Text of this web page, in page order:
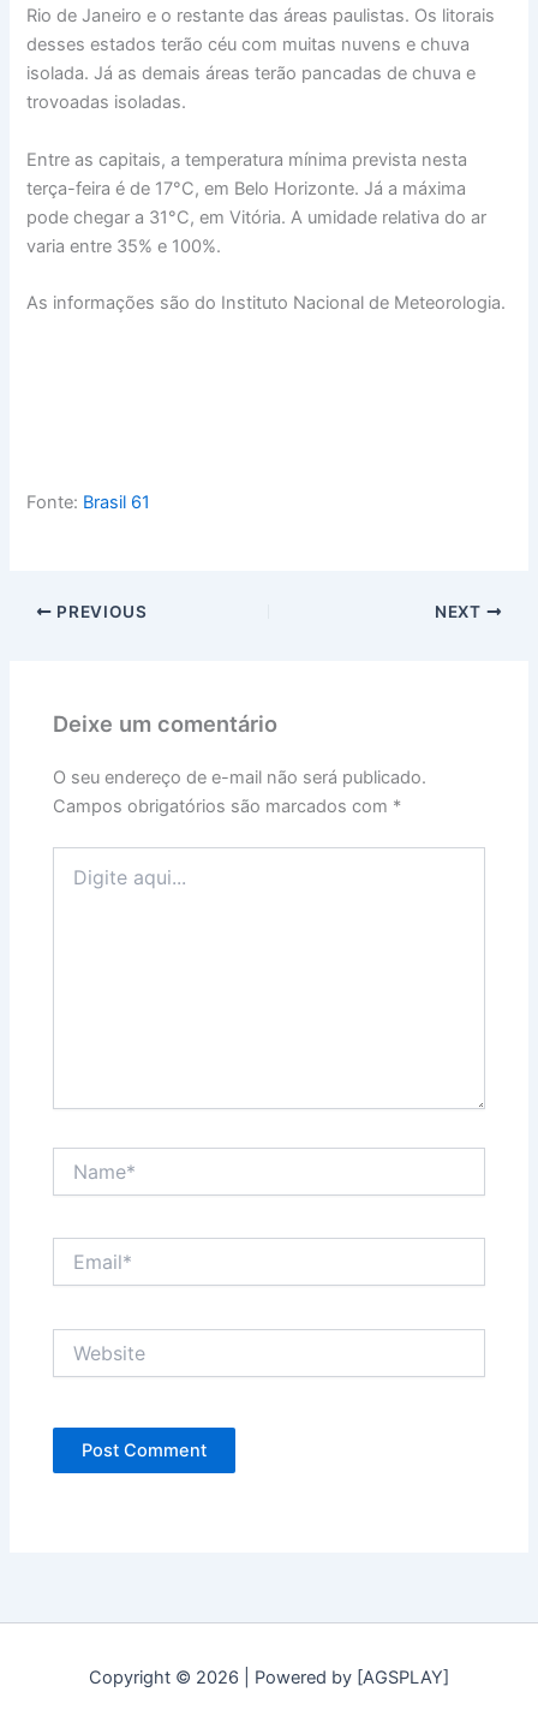
Rio de Janeiro e o restante das áreas paulistas. Os litorais
desses estados terão céu com muitas nuvens e chuva
isolada. Já as demais áreas terão pancadas de chuva e
trovoadas isoladas.
Entre as capitais, a temperatura mínima prevista nesta
terça-feira é de 17°C, em Belo Horizonte. Já a máxima
pode chegar a 31°C, em Vitória. A umidade relativa do ar
varia entre 35% e 100%.
As informações são do Instituto Nacional de Meteorologia.
Fonte: Brasil 61
PREVIOUS NEXT
Deixe um comentário
O seu endereço de e-mail não será publicado.
Campos obrigatórios são marcados com *
aqui...
Copyright © 2026 | Powered by [AGSPLAY]